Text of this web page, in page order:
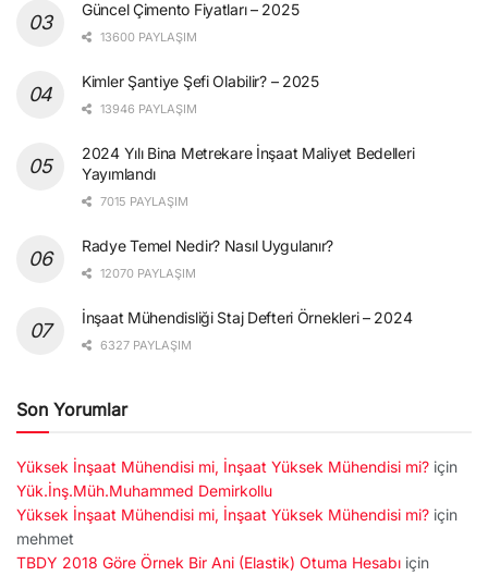
Güncel Çimento Fiyatları – 2025
13600 PAYLAŞIM
Kimler Şantiye Şefi Olabilir? – 2025
13946 PAYLAŞIM
2024 Yılı Bina Metrekare İnşaat Maliyet Bedelleri
Yayımlandı
7015 PAYLAŞIM
Radye Temel Nedir? Nasıl Uygulanır?
12070 PAYLAŞIM
İnşaat Mühendisliği Staj Defteri Örnekleri – 2024
6327 PAYLAŞIM
Son Yorumlar
Yüksek İnşaat Mühendisi mi, İnşaat Yüksek Mühendisi mi? için
Yük.İnş.Müh.Muhammed Demirkollu
Yüksek İnşaat Mühendisi mi, İnşaat Yüksek Mühendisi mi? için
mehmet
TBDY 2018 Göre Örnek Bir Ani (Elastik) Otuma Hesabı için